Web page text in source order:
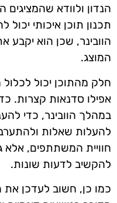
הנדון ולוודא שהמציגים
תכנון תוכן איכותי
הוובינר, שכן הוא יקבע
המוצג.
חלק מהתוכן יכול
אפילו סדנאות קצרות.
במהלך הוובינר, כדי
להעלות שאלות
חוויית המשתתפים, אלא
להקשיב לדעות שונות.
כמו כן, חשוב לעדכן את